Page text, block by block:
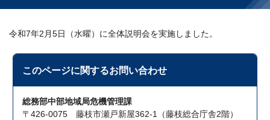
令和7年2月5日（水曜）に全体説明会を実施しました。
このページに関するお問い合わせ
総務部中部地域局危機管理課
〒426-0075 藤枝市瀬戸新屋362-1（藤枝総合庁舎2階）